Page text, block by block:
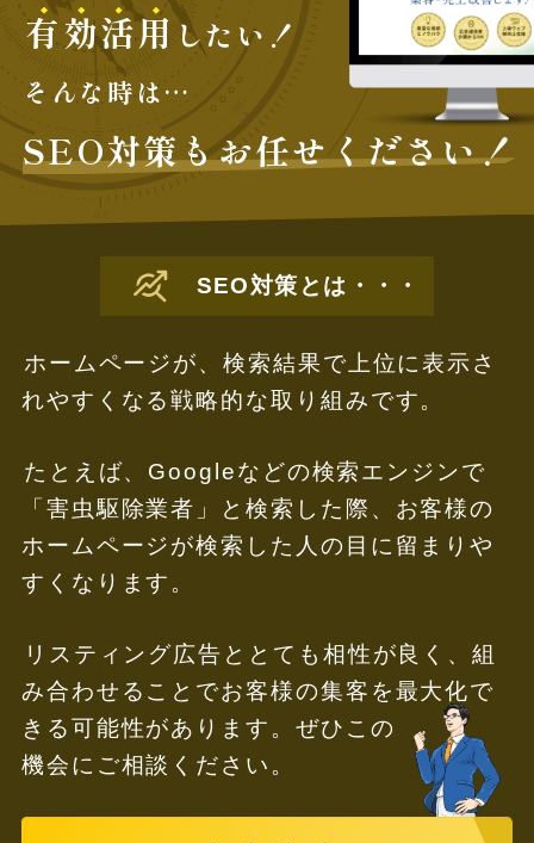
有効活用 したい！
そんな時は…
SEO対策もお任せください！
SEO対策とは・・・
ホームページが、検索結果で上位に表示さ
れやすくなる戦略的な取り組みです。
たとえば、Googleなどの検索エンジンで
「害虫駆除業者」と検索した際、お客様の
ホームページが検索した人の目に留まりや
すくなります。
リスティング広告ととても相性が良く、組
み合わせることでお客様の集客を最大化で
きる可能性があります。ぜひこの
機会にご相談ください。